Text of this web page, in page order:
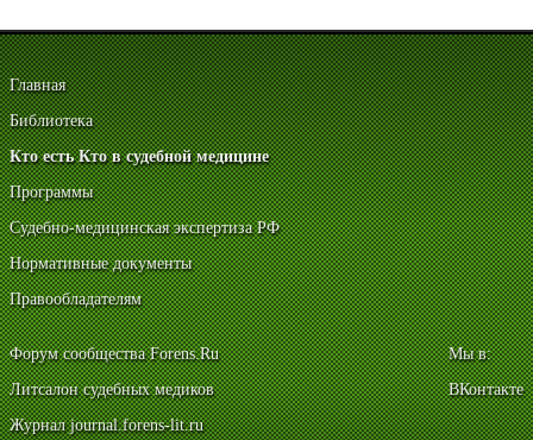
Главная
Библиотека
Кто есть Кто в судебной медицине
Программы
Судебно-медицинская экспертиза РФ
Нормативные документы
Правообладателям
Форум сообщества Forens.Ru
Литсалон судебных медиков
Журнал journal.forens-lit.ru
Мы в:
ВКонтакте